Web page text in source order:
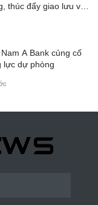
thúc đẩy giao lưu và
A Bank củng cố
lực dự phòng
mã lượng tử Quang